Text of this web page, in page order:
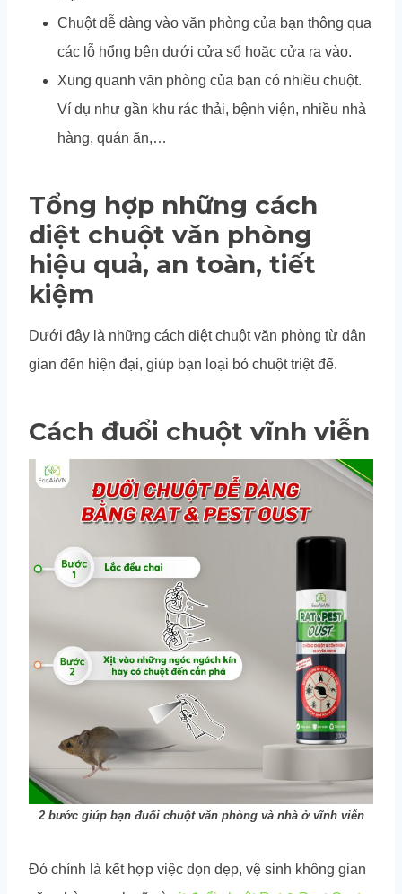
Chuột dễ dàng vào văn phòng của bạn thông qua
các lỗ hổng bên dưới cửa sổ hoặc cửa ra vào.
Xung quanh văn phòng của bạn có nhiều chuột.
Ví dụ như gần khu rác thải, bệnh viện, nhiều nhà
hàng, quán ăn,…
Tổng hợp những cách
diệt chuột văn phòng
hiệu quả, an toàn, tiết
kiệm
Dưới đây là những cách diệt chuột văn phòng từ dân
gian đến hiện đại, giúp bạn loại bỏ chuột triệt để.
Cách đuổi chuột vĩnh viễn
2 bước giúp bạn đuổi chuột văn phòng và nhà ở vĩnh viễn
Đó chính là kết hợp việc dọn dẹp, vệ sinh không gian